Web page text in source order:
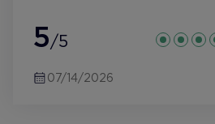
5/5
07/14/2026